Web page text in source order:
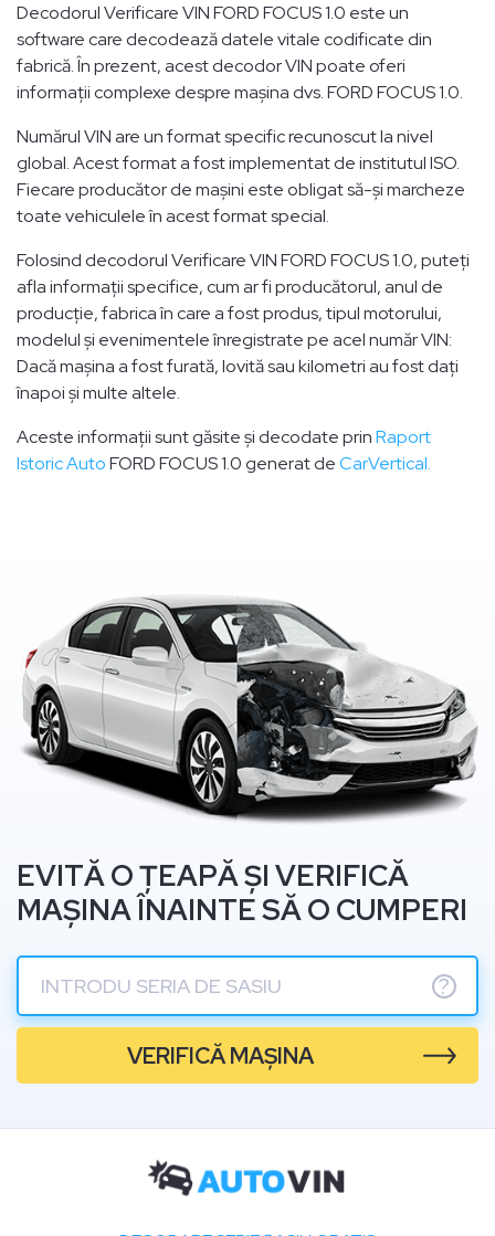
Decodorul Verificare VIN FORD FOCUS 1.0 este un
software care decodează datele vitale codificate din
fabrică. În prezent, acest decodor VIN poate oferi
informații complexe despre mașina dvs. FORD FOCUS 1.0.
Numărul VIN are un format specific recunoscut la nivel
global. Acest format a fost implementat de institutul ISO.
Fiecare producător de mașini este obligat să-și marcheze
toate vehiculele în acest format special.
Folosind decodorul Verificare VIN FORD FOCUS 1.0, puteți
afla informații specifice, cum ar fi producătorul, anul de
producție, fabrica în care a fost produs, tipul motorului,
modelul și evenimentele înregistrate pe acel număr VIN:
Dacă mașina a fost furată, lovită sau kilometri au fost dați
înapoi și multe altele.
Aceste informații sunt găsite și decodate prinRaport
Istoric AutoFORD FOCUS 1.0 generat deCarVertical.
EVITĂ O ȚEAPĂ ȘI VERIFICĂ
MAȘINA ÎNAINTE SĂ O CUMPERI
?
VERIFICĂ MAȘINA